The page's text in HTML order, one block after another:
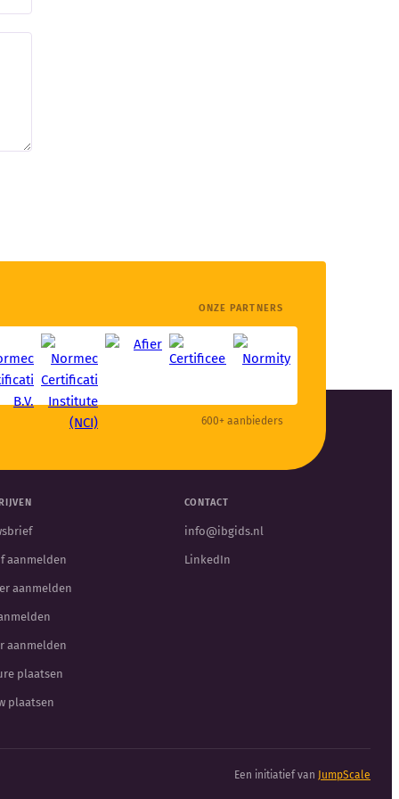
ONZE PARTNERS
600+ aanbieders
aanmelden
aanmelden
aanmelden
plaatsen
plaatsen
CONTACT
info@ibgids.nl
LinkedIn
Een initiatief van JumpScale